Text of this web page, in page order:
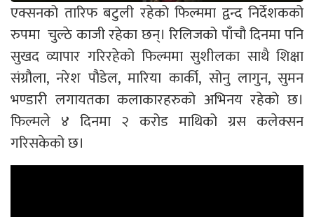
एक्सनको तारिफ बटुली रहेको फिल्ममा द्वन्द निर्देशकको
रुपमा चुल्ठे काजी रहेका छन्। रिलिजको पाँचौ दिनमा पनि
सुखद व्यापार गरिरहेको फिल्ममा सुशीलका साथै शिक्षा
संग्रौला, नरेश पौडेल, मारिया कार्की, सोनु लागुन, सुमन
भण्डारी लगायतका कलाकारहरुको अभिनय रहेको छ।
फिल्मले ४ दिनमा २ करोड माथिको ग्रस कलेक्सन
गरिसकेको छ।